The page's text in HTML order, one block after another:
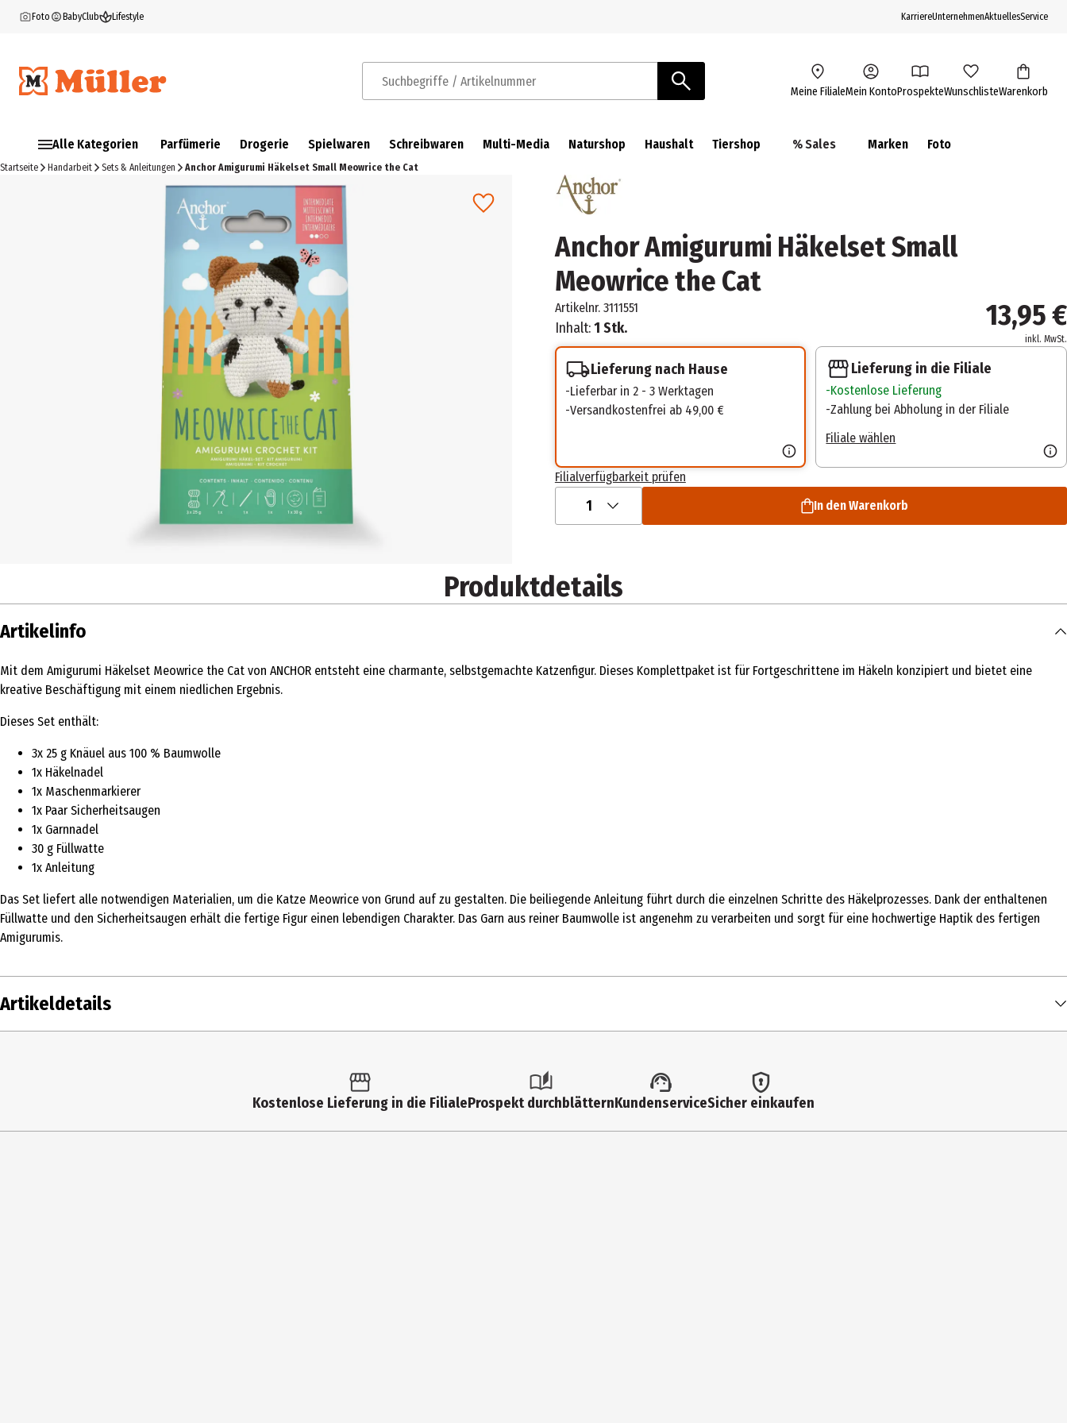
Foto BabyClub Lifestyle KarriereUnternehmenAktuellesService
Suchbegriffe / Artikelnummer Meine FilialeMein KontoProspekteWunschlisteWarenkorb
Alle Kategorien Parfümerie Drogerie Spielwaren Schreibwaren Multi-Media Naturshop Haushalt Tiershop % Sales Marken Foto
Startseite Handarbeit Sets & Anleitungen Anchor Amigurumi Häkelset Small Meowrice the Cat
Anchor Amigurumi Häkelset Small
Meowrice the Cat
Artikelnr. 3111551
Inhalt:1 Stk. 13,95 €
inkl. MwSt.
Lieferung nach Hause
Lieferbar in 2 - 3 Werktagen
Versandkostenfrei ab 49,00 €
Lieferung in die Filiale
Kostenlose Lieferung
Zahlung bei Abholung in der Filiale
Filiale wählen
Filialverfügbarkeit prüfen
1 In den Warenkorb
Produktdetails
Artikelinfo
Mit dem Amigurumi Häkelset Meowrice the Cat von ANCHOR entsteht eine charmante, selbstgemachte Katzenfigur. Dieses Komplettpaket ist für Fortgeschrittene im Häkeln konzipiert und bietet eine
kreative Beschäftigung mit einem niedlichen Ergebnis.
Dieses Set enthält:
3x 25 g Knäuel aus 100 % Baumwolle
1x Häkelnadel
1x Maschenmarkierer
1x Paar Sicherheitsaugen
1x Garnnadel
30 g Füllwatte
1x Anleitung
Das Set liefert alle notwendigen Materialien, um die Katze Meowrice von Grund auf zu gestalten. Die beiliegende Anleitung führt durch die einzelnen Schritte des Häkelprozesses. Dank der enthaltenen
Füllwatte und den Sicherheitsaugen erhält die fertige Figur einen lebendigen Charakter. Das Garn aus reiner Baumwolle ist angenehm zu verarbeiten und sorgt für eine hochwertige Haptik des fertigen
Amigurumis.
Artikeldetails
Kostenlose Lieferung in die FilialeProspekt durchblätternKundenserviceSicher einkaufen